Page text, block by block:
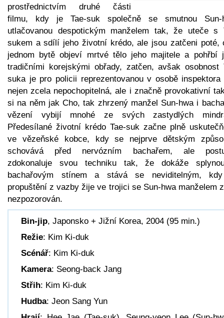
prostřednictvím druhé části
filmu, kdy je Tae-suk společně se smutnou Sun-
utlačovanou despotickým manželem tak, že uteče s
sukem a sdílí jeho životní krédo, ale jsou zatčeni poté,
jednom bytě objeví mrtvé tělo jeho majitele a pohřbí
tradičními korejskými obřady, zatčen, avšak osobnost
suka je pro policii reprezentovanou v osobě inspektora
nejen zcela nepochopitelná, ale i značně provokativní
si na něm jak Cho, tak zhrzený manžel Sun-hwa i
vězení vybijí mnohé ze svých zastydlých
Předesílané životní krédo Tae-suk začne plně
ve vězeňské kobce, kdy se nejprve dětským
schovává před nervózním bachařem, ale
zdokonaluje svou techniku tak, že dokáže
bachařovým stínem a stává se neviditelným,
propuštění z vazby žije ve trojici se Sun-hwa manželem
nezpozorován.
Bin-jip, Japonsko + Jižní Korea, 2004 (95 min.)
Režie: Kim Ki-duk
Scénář: Kim Ki-duk
Kamera: Seong-back Jang
Střih: Kim Ki-duk
Hudba: Jeon Sang Yun